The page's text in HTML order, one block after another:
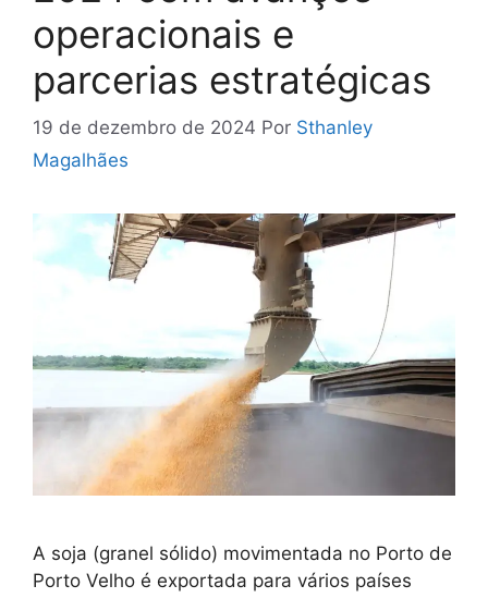
operacionais e
parcerias estratégicas
19 de dezembro de 2024 Por Sthanley
Magalhães
A soja (granel sólido) movimentada no Porto de
Porto Velho é exportada para vários países